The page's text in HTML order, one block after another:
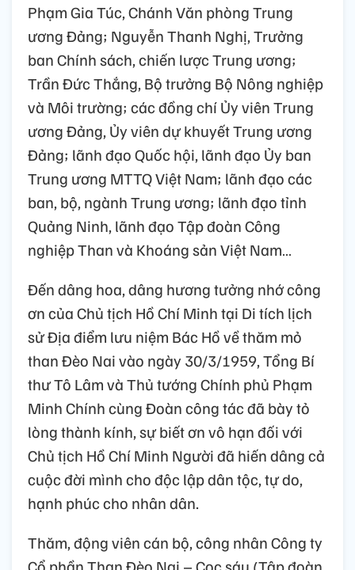
Phạm Gia Túc, Chánh Văn phòng Trung
ương Đảng; Nguyễn Thanh Nghị, Trưởng
ban Chính sách, chiến lược Trung ương;
Trần Đức Thắng, Bộ trưởng Bộ Nông nghiệp
và Môi trường; các đồng chí Ủy viên Trung
ương Đảng, Ủy viên dự khuyết Trung ương
Đảng; lãnh đạo Quốc hội, lãnh đạo Ủy ban
Trung ương MTTQ Việt Nam; lãnh đạo các
ban, bộ, ngành Trung ương; lãnh đạo tỉnh
Quảng Ninh, lãnh đạo Tập đoàn Công
nghiệp Than và Khoáng sản Việt Nam…
Đến dâng hoa, dâng hương tưởng nhớ công
ơn của Chủ tịch Hồ Chí Minh tại Di tích lịch
sử Địa điểm lưu niệm Bác Hồ về thăm mỏ
than Đèo Nai vào ngày 30/3/1959, Tổng Bí
thư Tô Lâm và Thủ tướng Chính phủ Phạm
Minh Chính cùng Đoàn công tác đã bày tỏ
lòng thành kính, sự biết ơn vô hạn đối với
Chủ tịch Hồ Chí Minh Người đã hiến dâng cả
cuộc đời mình cho độc lập dân tộc, tự do,
hạnh phúc cho nhân dân.
Thăm, động viên cán bộ, công nhân Công ty
Cổ phần Than Đèo Nai – Cọc sáu (Tập đoàn